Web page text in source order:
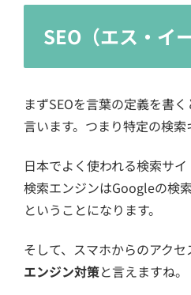
SEO（エス・イ
まずSEOを言葉の定義を書
言います。つまり特定の検
日本でよく使われる検索サ
検索エンジンはGoogleの検
ということになります。
そして、スマホからのアク
エンジン対策と言えますね。